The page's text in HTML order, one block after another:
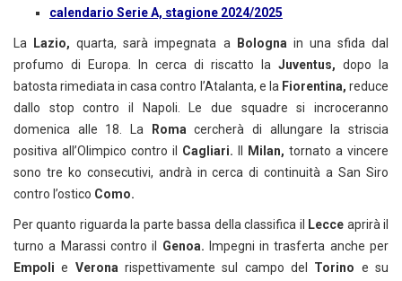
calendario Serie A, stagione 2024/2025
La Lazio, quarta, sarà impegnata a Bolognain una sfida dal
profumo di Europa. In cerca di riscatto la Juventus, dopo la
batosta rimediata in casa contro l’Atalanta, e la Fiorentina, reduce
dallo stop contro il Napoli. Le due squadre si incroceranno
domenica alle 18. La
Romacercherà di allungare la striscia
positiva all’Olimpico contro il Cagliari. Milan, tornato a vincere
sono tre ko consecutivi, andrà in cerca di continuità a San Siro
contro l’ostico Como.
Per quanto riguarda la parte bassa della classifica il Lecce aprirà il
turno a Marassi contro il Genoa. Impegni in trasferta anche per
Empoli e Veronarispettivamente sul campo del Torino e su